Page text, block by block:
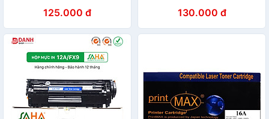
125.000 đ 130.000 đ